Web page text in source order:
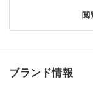
ブランド情報
閲